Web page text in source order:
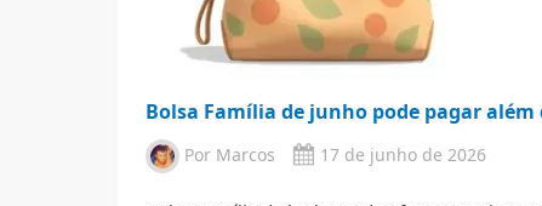
Bolsa Família de junho pode pagar além
Por Marcos 17 de junho de 2026